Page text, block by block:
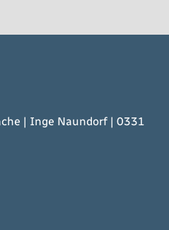
| Inge Naundorf | 0331